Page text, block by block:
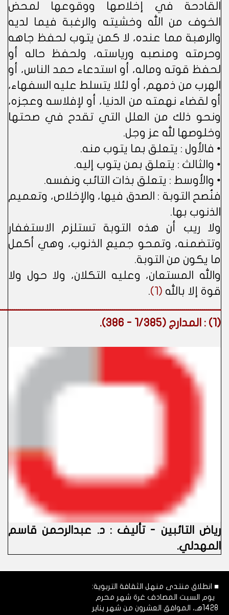
القادحة في إخلاصها ووقوعها لمحض
الخوف من الله وخشيته والرغبة فيما لديه
والرهبة مما عنده، لا كمن يتوب لحفظ جاهه
وحرمته ومنصبه ورياسته، ولحفظ حاله أو
لحفظ قوته وماله، أو استدعاء حمد الناس، أو
الهرب من ذمهم، أو لئلا يتسلط عليه السفهاء،
أو لقضاء نهمته من الدنيا، أو لإفلاسه وعجزه،
ونحو ذلك من العلل التي تقدح في صحتها
وخلوصها لله عز وجل.
• فالأول : يتعلق بما يتوب منه.
• والثالث : يتعلق بمن يتوب إليه.
• والأوسط : يتعلق بذات التائب ونفسه.
فنُصح التوبة : الصدق فيها، والإخلاص، وتعميم
الذنوب بها.
ولا ريب أن هذه التوبة تستلزم الاستغفار
وتتضمنه، وتمحو جميع الذنوب، وهي أكمل
ما يكون من التوبة.
والله المستعان، وعليه التكلان، ولا حول ولا
قوة إلا بالله (1)
.
(1)
: المدارج (1/385 - 386).
رياض التائبين - تأليف : د. عبدالرحمن قاسم
المهدلي.
■ انطلاق منتدى منهل الثقافة التربوية:
يوم السبت المصادف غرة شهر محرم
1428هـ، الموافق العشرون من شهر يناير